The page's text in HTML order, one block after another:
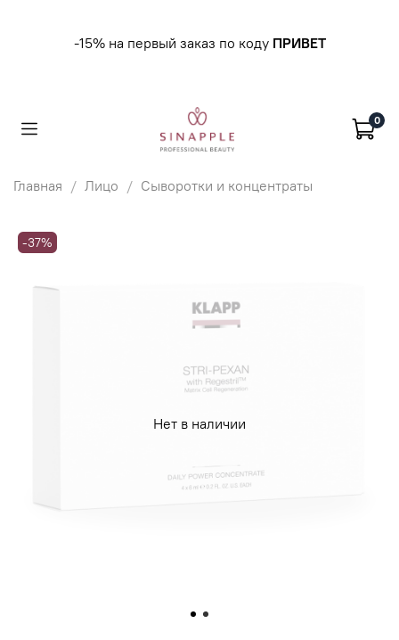
-15% на первый заказ по коду ПРИВЕТ
0
Главная Лицо Сыворотки и концентраты
Нет в наличии
-37%